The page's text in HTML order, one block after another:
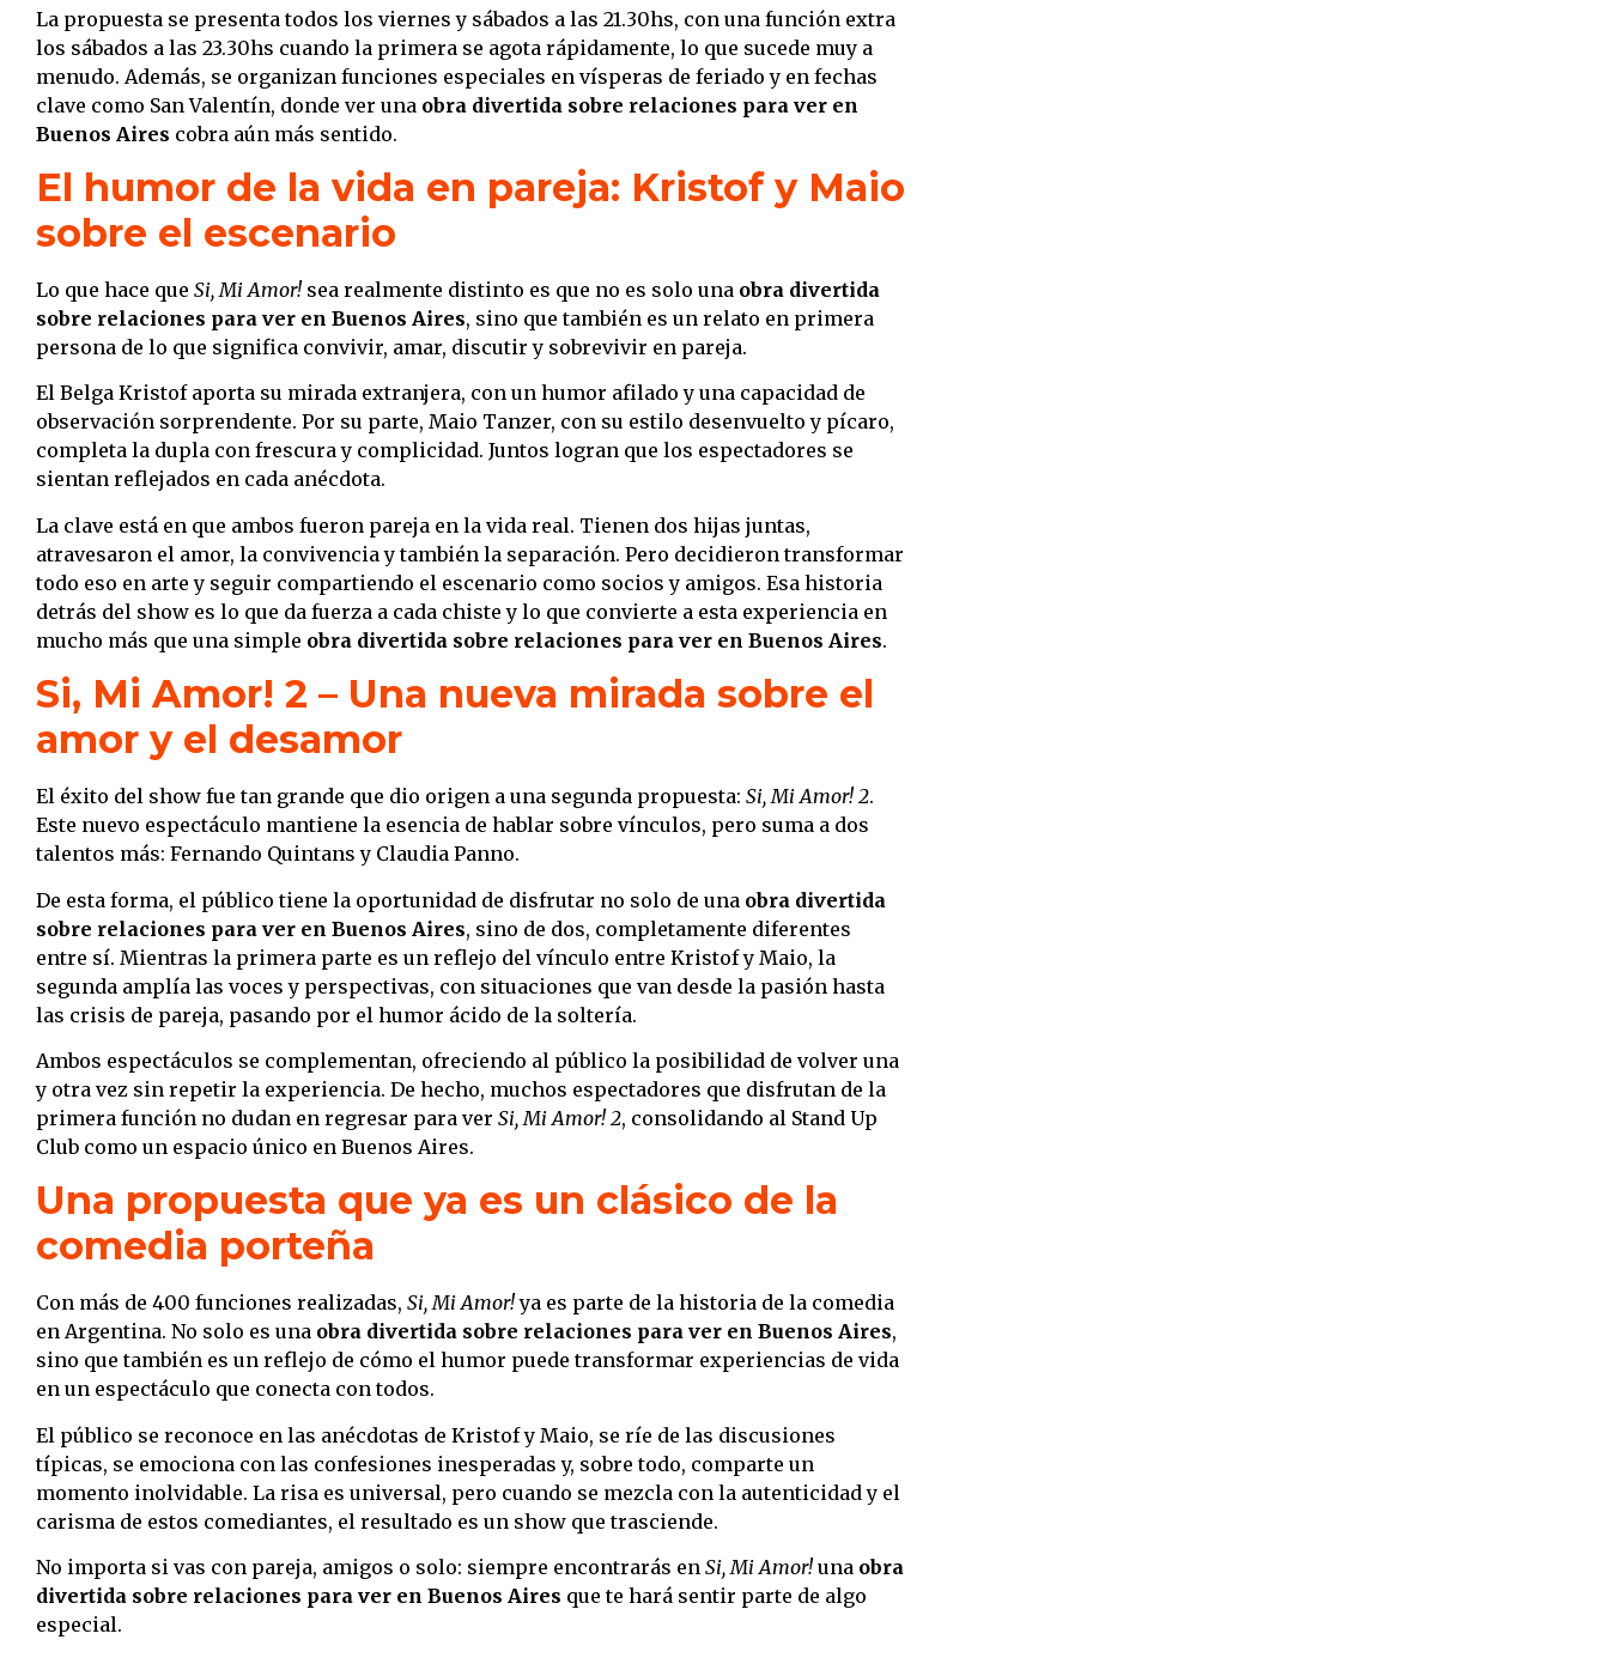
La propuesta se presenta todos los viernes y sábados a las 21.30hs, con una función extra
los sábados a las 23.30hs cuando la primera se agota rápidamente, lo que sucede muy a
menudo. Además, se organizan funciones especiales en vísperas de feriado y en fechas
clave como San Valentín, donde ver una obra divertida sobre relaciones para ver en
Buenos Aires cobra aún más sentido.
El humor de la vida en pareja: Kristof y Maio
sobre el escenario
Lo que hace que Si, Mi Amor!sea realmente distinto es que no es solo una obra divertida
sobre relaciones para ver en Buenos Aires, sino que también es un relato en primera
persona de lo que significa convivir, amar, discutir y sobrevivir en pareja.
El Belga Kristof aporta su mirada extranjera, con un humor afilado y una capacidad de
observación sorprendente. Por su parte, Maio Tanzer, con su estilo desenvuelto y pícaro,
completa la dupla con frescura y complicidad. Juntos logran que los espectadores se
sientan reflejados en cada anécdota.
La clave está en que ambos fueron pareja en la vida real. Tienen dos hijas juntas,
atravesaron el amor, la convivencia y también la separación. Pero decidieron transformar
todo eso en arte y seguir compartiendo el escenario como socios y amigos. Esa historia
detrás del show es lo que da fuerza a cada chiste y lo que convierte a esta experiencia en
mucho más que una simple obra divertida sobre relaciones para ver en Buenos Aires.
Si, Mi Amor! 2 – Una nueva mirada sobre el
amor y el desamor
El éxito del show fue tan grande que dio origen a una segunda propuesta: Si, Mi Amor! 2.
Este nuevo espectáculo mantiene la esencia de hablar sobre vínculos, pero suma a dos
talentos más: Fernando Quintans y Claudia Panno.
De esta forma, el público tiene la oportunidad de disfrutar no solo de una obra divertida
sobre relaciones para ver en Buenos Aires, sino de dos, completamente diferentes
entre sí. Mientras la primera parte es un reflejo del vínculo entre Kristof y Maio, la
segunda amplía las voces y perspectivas, con situaciones que van desde la pasión hasta
las crisis de pareja, pasando por el humor ácido de la soltería.
Ambos espectáculos se complementan, ofreciendo al público la posibilidad de volver una
y otra vez sin repetir la experiencia. De hecho, muchos espectadores que disfrutan de la
primera función no dudan en regresar para ver Si, Mi Amor! 2, consolidando al Stand Up
Club como un espacio único en Buenos Aires.
Una propuesta que ya es un clásico de la
comedia porteña
Con más de 400 funciones realizadas, Si, Mi Amor!ya es parte de la historia de la comedia
en Argentina. No solo es una obra divertida sobre relaciones para ver en Buenos Aires,
sino que también es un reflejo de cómo el humor puede transformar experiencias de vida
en un espectáculo que conecta con todos.
El público se reconoce en las anécdotas de Kristof y Maio, se ríe de las discusiones
típicas, se emociona con las confesiones inesperadas y, sobre todo, comparte un
momento inolvidable. La risa es universal, pero cuando se mezcla con la autenticidad y el
carisma de estos comediantes, el resultado es un show que trasciende.
No importa si vas con pareja, amigos o solo: siempre encontrarás en Si, Mi Amor! una obra
divertida sobre relaciones para ver en Buenos Aires que te hará sentir parte de algo
especial.